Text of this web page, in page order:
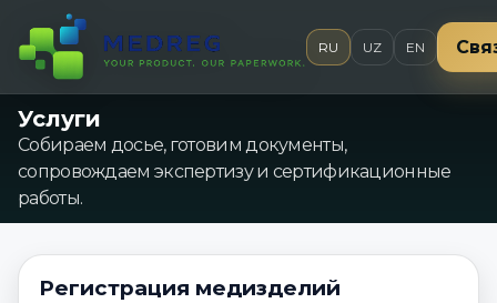
RU UZ EN
Услуги
Собираем досье, готовим документы,
сопровождаем экспертизу и сертификационные
работы.
Регистрация медизделий